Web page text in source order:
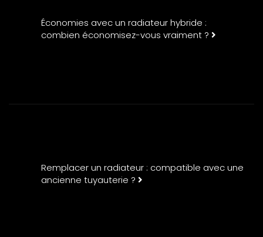
Économies avec un radiateur hybride :
combien économisez-vous vraiment ?
Remplacer un radiateur : compatible avec une
ancienne tuyauterie ?